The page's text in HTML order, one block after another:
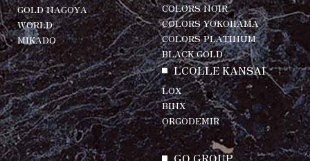
GOLD NAGOYA
WORLD
MIKADO
COLORS NOIR
COLORS YOKOHAMA
COLORS PLATINUM
BLACK GOLD
LCOLLE KANSAI
LOX
BINX
ORGODEMIR
GO GROUP